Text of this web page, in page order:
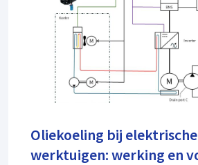
Oliekoeling bij
werktuigen: werking en